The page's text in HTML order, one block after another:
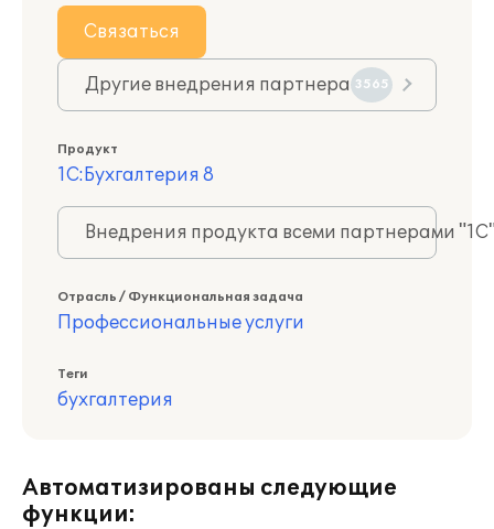
Связаться
Другие внедрения партнера 3565
Продукт
1С:Бухгалтерия 8
Внедрения продукта всеми партнерами
Отрасль / Функциональная задача
Профессиональные услуги
Теги
бухгалтерия
Автоматизированы следующие
функции: